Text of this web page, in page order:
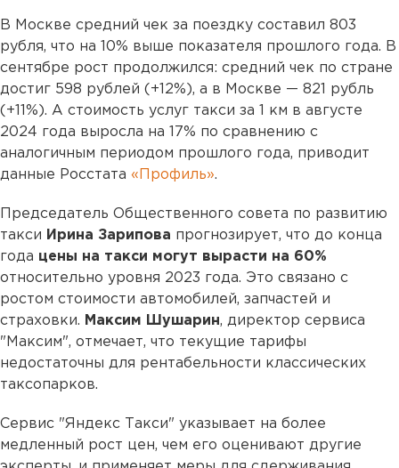
В Москве средний чек за поездку составил 803
рубля, что на 10% выше показателя прошлого года. В
сентябре рост продолжился: средний чек по стране
достиг 598 рублей (+12%), а в Москве — 821 рубль
(+11%). А стоимость услуг такси за 1 км в августе
2024 года выросла на 17% по сравнению с
аналогичным периодом прошлого года, приводит
данные Росстата «Профиль».
Председатель Общественного совета по развитию
такси Ирина Зарипова прогнозирует, что до конца
года цены на такси могут вырасти на 60%
относительно уровня 2023 года. Это связано с
ростом стоимости автомобилей, запчастей и
страховки. Максим Шушарин, директор сервиса
"Максим", отмечает, что текущие тарифы
недостаточны для рентабельности классических
таксопарков.
Сервис "Яндекс Такси" указывает на более
медленный рост цен, чем его оценивают другие